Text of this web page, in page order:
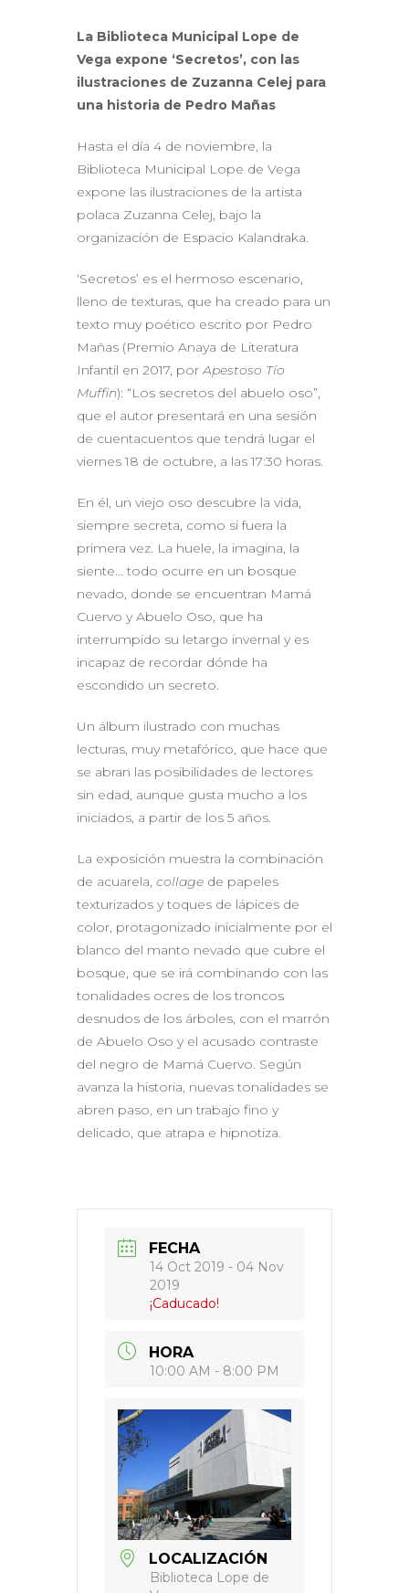
La Biblioteca Municipal Lope de
Vega expone ‘Secretos’, con las
ilustraciones de Zuzanna Celej para
una historia de Pedro Mañas
Hasta el día 4 de noviembre, la
Biblioteca Municipal Lope de Vega
expone las ilustraciones de la artista
polaca Zuzanna Celej, bajo la
organización de Espacio Kalandraka.
‘Secretos’ es el hermoso escenario,
lleno de texturas, que ha creado para un
texto muy poético escrito por Pedro
Mañas (Premio Anaya de Literatura
Infantil en 2017, porApestoso Tío
Muffin): “Los secretos del abuelo oso”,
que el autor presentará en una sesión
de cuentacuentos que tendrá lugar el
viernes 18 de octubre, a las 17:30 horas.
En él, un viejo oso descubre la vida,
siempre secreta, como si fuera la
primera vez. La huele, la imagina, la
siente… todo ocurre en un bosque
nevado, donde se encuentran Mamá
Cuervo y Abuelo Oso, que ha
interrumpido su letargo invernal y es
incapaz de recordar dónde ha
escondido un secreto.
Un álbum ilustrado con muchas
lecturas, muy metafórico, que hace que
se abran las posibilidades de lectores
sin edad, aunque gusta mucho a los
iniciados, a partir de los 5 años.
La exposición muestra la combinación
de acuarela, collage de papeles
texturizados y toques de lápices de
color, protagonizado inicialmente por el
blanco del manto nevado que cubre el
bosque, que se irá combinando con las
tonalidades ocres de los troncos
desnudos de los árboles, con el marrón
de Abuelo Oso y el acusado contraste
del negro de Mamá Cuervo. Según
avanza la historia, nuevas tonalidades se
abren paso, en un trabajo fino y
delicado, que atrapa e hipnotiza.
FECHA
14 Oct 2019 - 04 Nov
2019
¡Caducado!
HORA
10:00 AM - 8:00 PM
LOCALIZACIÓN
Biblioteca Lope de